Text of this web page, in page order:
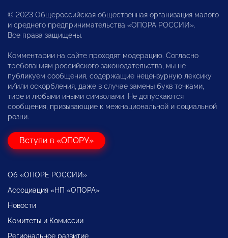
© 2023 Общероссийская общественная организация малого
и среднего предпринимательства «ОПОРА РОССИИ».
Все права защищены.
Комментарии на сайте проходят модерацию. Согласно
требованиям российского законодательства, мы не
публикуем сообщения, содержащие нецензурную лексику
и/или оскорбления, даже в случае замены букв точками,
тире и любыми иными символами. Не допускаются
сообщения, призывающие к межнациональной и социальной
розни.
Вступи в «ОПОРУ»
Об «ОПОРЕ РОССИИ»
Ассоциация «НП «ОПОРА»
Новости
Комитеты и Комиссии
Региональное развитие